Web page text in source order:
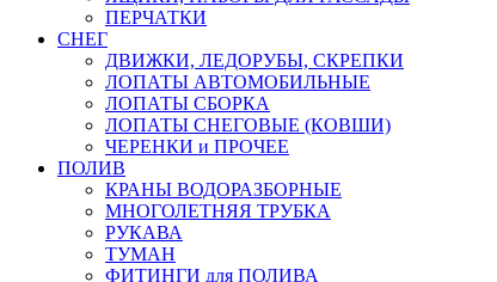
ПЕРЧАТКИ
СНЕГ
ДВИЖКИ, ЛЕДОРУБЫ, СКРЕПКИ
ЛОПАТЫ АВТОМОБИЛЬНЫЕ
ЛОПАТЫ СБОРКА
ЛОПАТЫ СНЕГОВЫЕ (КОВШИ)
ЧЕРЕНКИ и ПРОЧЕЕ
ПОЛИВ
КРАНЫ ВОДОРАЗБОРНЫЕ
МНОГОЛЕТНЯЯ ТРУБКА
РУКАВА
ТУМАН
ФИТИНГИ для ПОЛИВА